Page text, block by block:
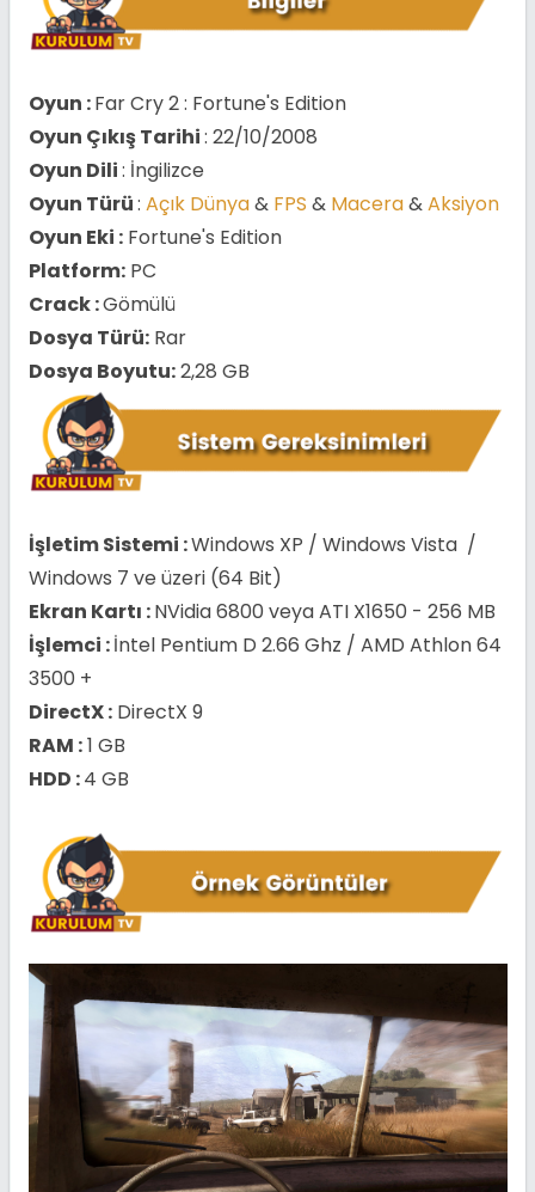
Oyun :Far Cry 2 : Fortune's Edition
Oyun Çıkış Tarihi: 22/10/2008
Oyun Dili: İngilizce
Oyun Türü: Açık Dünya& FPS & Macera&Aksiyon
Oyun Eki : Fortune's Edition
Platform: PC
Crack :Gömülü
Dosya Türü: Rar
Dosya Boyutu:2,28 GB
İşletim Sistemi :Windows XP / Windows Vista /
Windows 7 ve üzeri (64 Bit)
Ekran Kartı :NVidia 6800 veya ATI X1650 - 256 MB
İşlemci :İntel Pentium D 2.66 Ghz / AMD Athlon 64
3500 +
DirectX : DirectX 9
RAM :1 GB
HDD :4 GB